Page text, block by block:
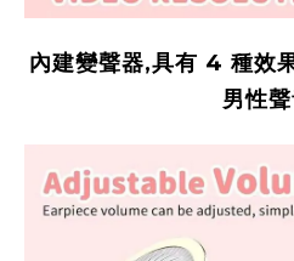
內建變聲器,具有 4 種效
男性